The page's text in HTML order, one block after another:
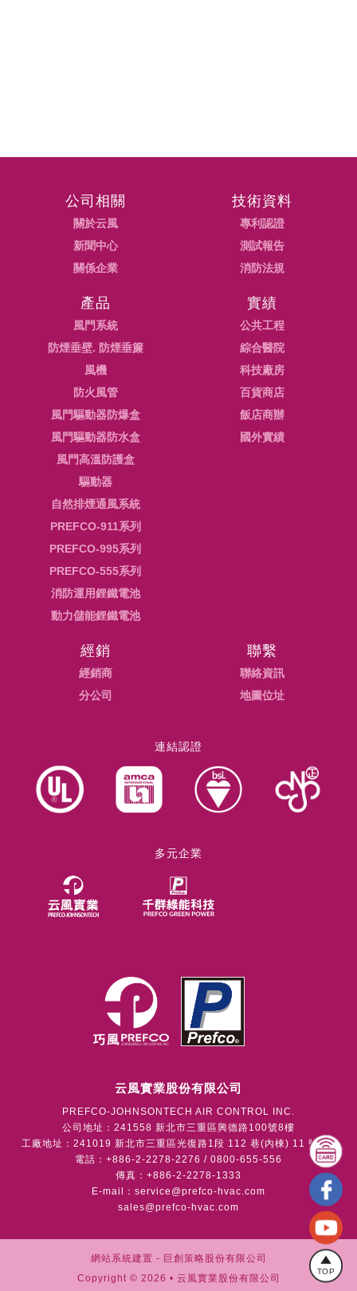
TOP
公司相關
關於云風
新聞中心
關係企業
技術資料
專利認證
測試報告
消防法規
產品
風門系統
防煙垂壁. 防煙垂簾
風機
防火風管
風門驅動器防爆盒
風門驅動器防水盒
風門高溫防護盒
驅動器
自然排煙通風系統
PREFCO-911系列
PREFCO-995系列
PREFCO-555系列
消防運用鋰鐵電池
動力儲能鋰鐵電池
實績
公共工程
綜合醫院
科技廠房
百貨商店
飯店商辦
國外實績
經銷
經銷商
分公司
聯繫
聯絡資訊
地圖位址
連結認證
多元企業
云風實業股份有限公司
PREFCO-JOHNSONTECH AIR CONTROL INC.
公司地址：241558 新北市三重區興德路100號8樓
工廠地址：241019 新北市三重區光復路1段 112 巷(內棟) 11 號1樓
電話：+886-2-2278-2276 / 0800-655-556
傳真：+886-2-2278-1333
E-mail： service@prefco-hvac.com
sales@prefco-hvac.com
網站系統建置 - 巨創策略股份有限公司
Copyright © 2026 • 云風實業股份有限公司